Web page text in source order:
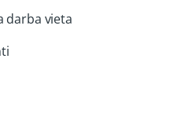
darba vieta